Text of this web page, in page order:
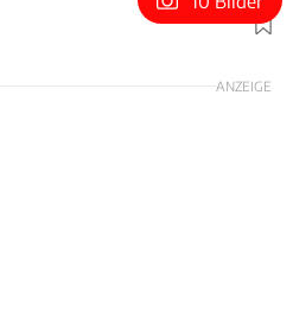
Foto: Frank Herzog
ANZEIGE